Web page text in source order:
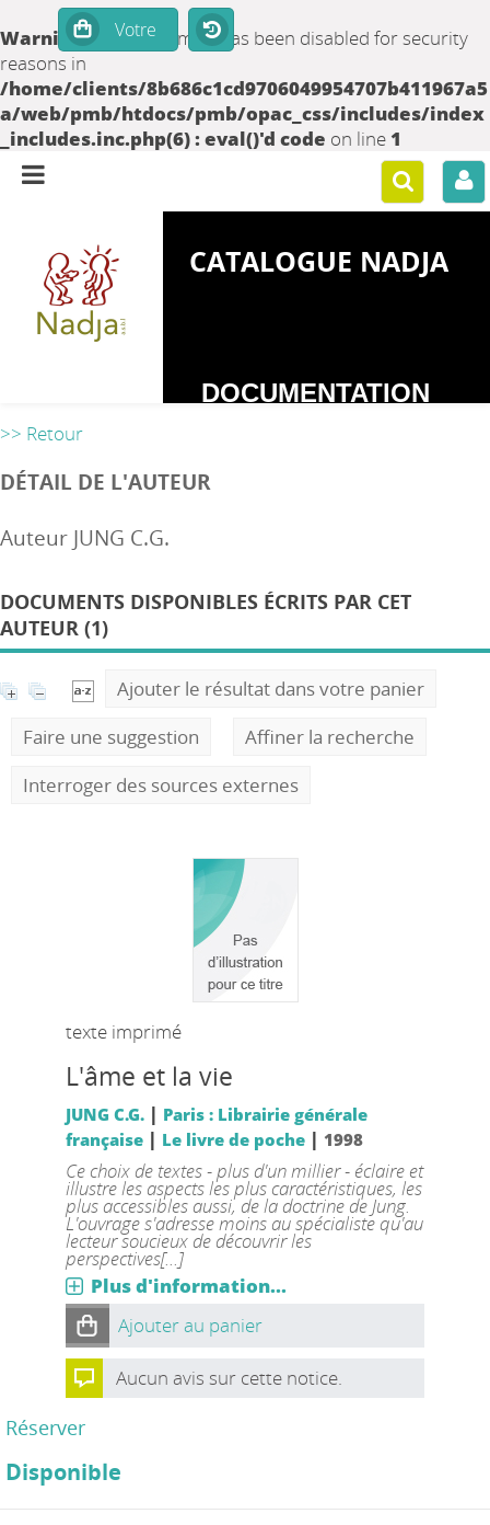
Warning: set_time_limit() has been disabled for security
reasons in
/home/clients/8b686c1cd9706049954707b411967a5
a/web/pmb/htdocs/pmb/opac_css/includes/index
_includes.inc.php(6) : eval()'d code on line 1
CATALOGUE NADJA
DOCUMENTATION
>> Retour
DÉTAIL DE L'AUTEUR
Auteur JUNG C.G.
DOCUMENTS DISPONIBLES ÉCRITS PAR CET
AUTEUR (1)
Ajouter le résultat dans votre panier
Faire une suggestion
Affiner la recherche
Interroger des sources externes
texte imprimé
L'âme et la vie
JUNG C.G. | Paris : Librairie générale
française| Le livre de poche| 1998
Ce choix de textes - plus d'un millier - éclaire et
illustre les aspects les plus caractéristiques, les
plus accessibles aussi, de la doctrine de Jung.
L'ouvrage s'adresse moins au spécialiste qu'au
lecteur soucieux de découvrir les
perspectives[...]
Plus d'information...
Ajouter au panier
Aucun avis sur cette notice.
Réserver
Disponible